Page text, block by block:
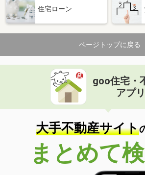
住宅ローン
ページトップに戻る
goo住宅・
アプリ
大手不動産サイト
まとめて検